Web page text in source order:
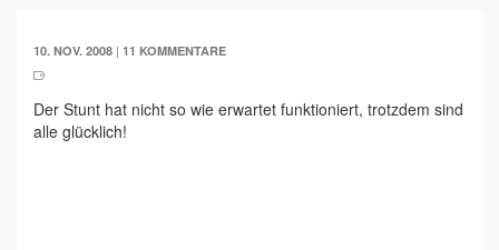
10. NOV. 2008 | 11 KOMMENTARE
Der Stunt hat nicht so wie erwartet funktioniert, trotzdem sind
alle glücklich!